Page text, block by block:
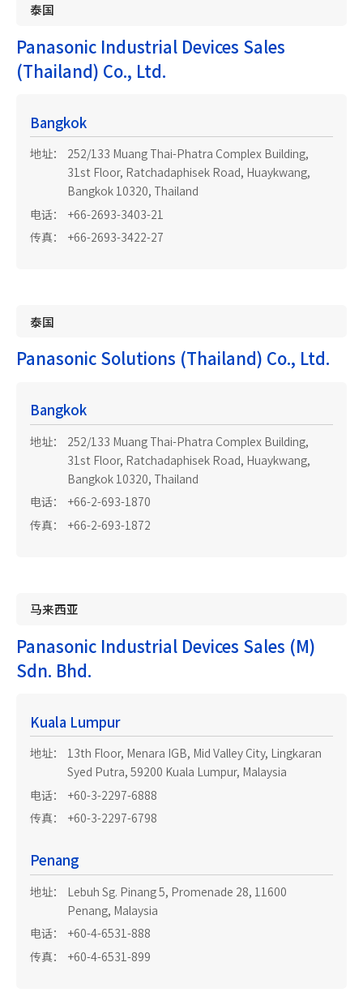
泰国
Panasonic Industrial Devices Sales
(Thailand) Co., Ltd.
Bangkok
地址：
252/133 Muang Thai-Phatra Complex Building,
31st Floor, Ratchadaphisek Road, Huaykwang,
Bangkok 10320, Thailand
电话：
+66-2693-3403-21
传真：
+66-2693-3422-27
泰国
Panasonic Solutions (Thailand) Co., Ltd.
Bangkok
地址：
252/133 Muang Thai-Phatra Complex Building,
31st Floor, Ratchadaphisek Road, Huaykwang,
Bangkok 10320, Thailand
电话：
+66-2-693-1870
传真：
+66-2-693-1872
马来西亚
Panasonic Industrial Devices Sales (M)
Sdn. Bhd.
Kuala Lumpur
地址：
13th Floor, Menara IGB, Mid Valley City, Lingkaran
Syed Putra, 59200 Kuala Lumpur, Malaysia
电话：
+60-3-2297-6888
传真：
+60-3-2297-6798
Penang
地址：
Lebuh Sg. Pinang 5, Promenade 28, 11600
Penang, Malaysia
电话：
+60-4-6531-888
传真：
+60-4-6531-899